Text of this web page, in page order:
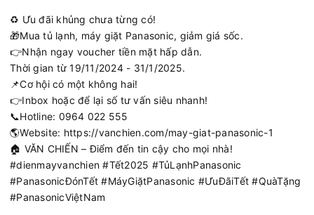
♻ Ưu đãi khủng chưa từng có!
🎁Mua tủ lạnh, máy giặt Panasonic, giảm giá sốc.
👉Nhận ngay voucher tiền mặt hấp dẫn.
Thời gian từ 19/11/2024 - 31/1/2025.
📌Cơ hội có một không hai!
👉Inbox hoặc để lại số tư vấn siêu nhanh!
📞Hotline: 0964 022 555
🌎Website: https://vanchien.com/may-giat-panasonic-1
🏠 VĂN CHIẾN – Điểm đến tin cậy cho mọi nhà!
#dienmayvanchien #Tết2025 #TủLạnhPanasonic
#PanasonicĐónTết #MáyGiặtPanasonic #ƯuĐãiTết #QuàTặng
#PanasonicViệtNam